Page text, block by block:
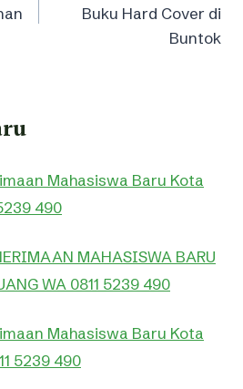
Buku Hard Cover di
Buntok
Mahasiswa Baru Kota
490
MAHASISWA BARU
WA 0811 5239 490
Mahasiswa Baru Kota
5239 490